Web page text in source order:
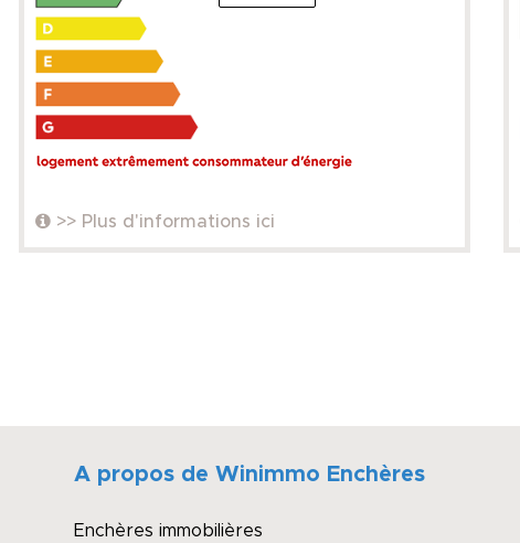
>> Plus d'informations ici
A propos de Winimmo Enchères
Enchères immobilières